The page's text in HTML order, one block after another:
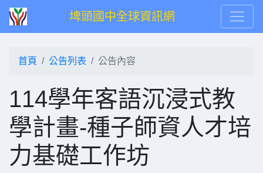
埤頭國中全球資訊網
首頁 公告列表 公告內容
114學年客語沉浸式教
學計畫-種子師資人才培
力基礎工作坊